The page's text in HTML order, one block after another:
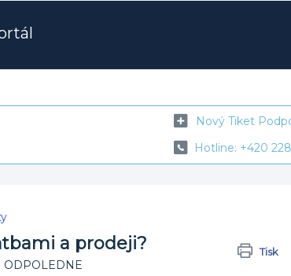
Nový Tiket
Hotline: +420
a prodeji? Tisk
ODPOLEDNE